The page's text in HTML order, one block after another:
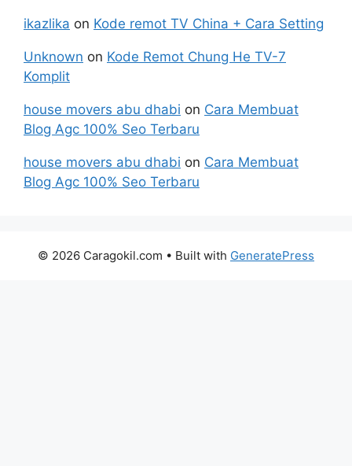
ikazlika on Kode remot TV China + Cara Setting
Unknown on Kode Remot Chung He TV-7
Komplit
house movers abu dhabi on Cara Membuat
Blog Agc 100% Seo Terbaru
house movers abu dhabi on Cara Membuat
Blog Agc 100% Seo Terbaru
© 2026 Caragokil.com • Built with GeneratePress